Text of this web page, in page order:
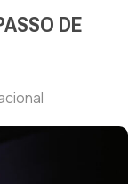
DE